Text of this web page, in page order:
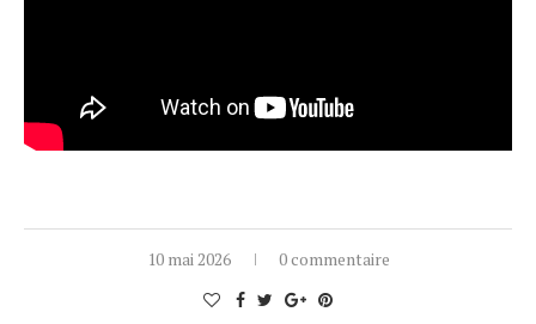
10 mai 2026 0 commentaire